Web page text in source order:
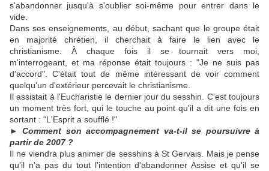
s'abandonner jusqu'à s'oublier soi-même pour entrer dans le
vide.
Dans ses enseignements, au début, sachant que le groupe était
en majorité chrétien, il cherchait à faire le lien avec le
christianisme. À chaque fois il se tournait vers moi,
m'interrogeant, et ma réponse était toujours : "Je ne suis pas
d'accord". C'était tout de même intéressant de voir comment
quelqu'un d'extérieur percevait le christianisme.
Il assistait à l'Eucharistie le dernier jour du sesshin. C'est toujours
un moment très fort, qui le touche au point qu'il a dit une fois en
sortant : "L'Esprit a soufflé !"
► Comment son accompagnement va-t-il se poursuivre à
partir de 2007 ?
Il ne viendra plus animer de sesshins à St Gervais. Mais je pense
qu'il n'a pas du tout l'intention d'abandonner Assise et qu'il se